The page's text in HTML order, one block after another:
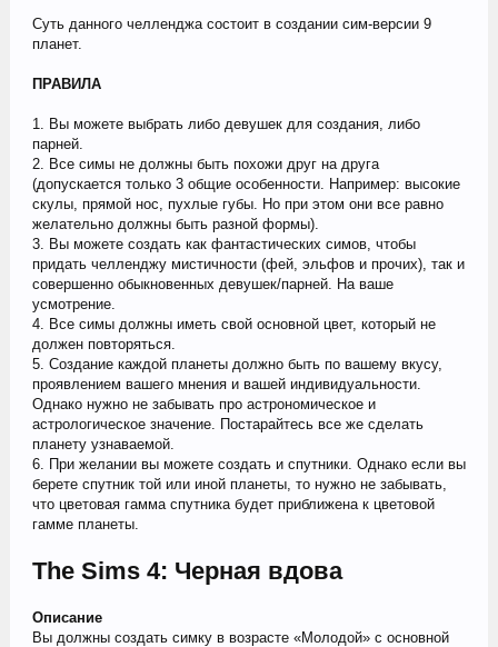
Суть данного челленджа состоит в создании сим-версии 9
планет.
ПРАВИЛА
1. Вы можете выбрать либо девушек для создания, либо
парней.
2. Все симы не должны быть похожи друг на друга
(допускается только 3 общие особенности. Например: высокие
скулы, прямой нос, пухлые губы. Но при этом они все равно
желательно должны быть разной формы).
3. Вы можете создать как фантастических симов, чтобы
придать челленджу мистичности (фей, эльфов и прочих), так и
совершенно обыкновенных девушек/парней. На ваше
усмотрение.
4. Все симы должны иметь свой основной цвет, который не
должен повторяться.
5. Создание каждой планеты должно быть по вашему вкусу,
проявлением вашего мнения и вашей индивидуальности.
Однако нужно не забывать про астрономическое и
астрологическое значение. Постарайтесь все же сделать
планету узнаваемой.
6. При желании вы можете создать и спутники. Однако если вы
берете спутник той или иной планеты, то нужно не забывать,
что цветовая гамма спутника будет приближена к цветовой
гамме планеты.
The Sims 4: Черная вдова
Описание
Вы должны создать симку в возрасте «Молодой» с основной